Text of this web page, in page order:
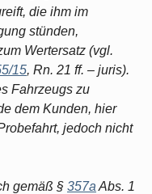
die ihm im
stünden,
Wertersatz (vgl.
15, Rn. 21 ff. – juris).
Fahrzeugs zu
dem Kunden, hier
jedoch nicht
gemäß § 357a Abs. 1